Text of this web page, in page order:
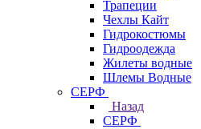
Трапеции
Чехлы Кайт
Гидрокостюмы
Гидроодежда
Жилеты водные
Шлемы Водные
СЕРФ
Назад
СЕРФ